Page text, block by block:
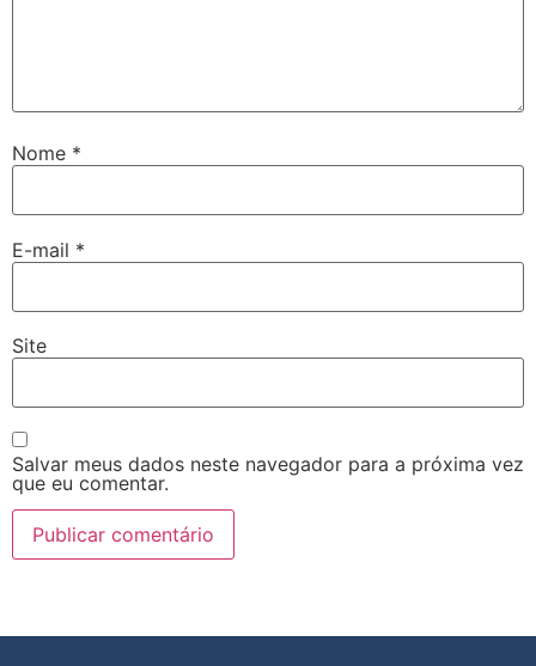
Nome *
E-mail *
Site
Salvar meus dados neste navegador para a próxima vez
que eu comentar.